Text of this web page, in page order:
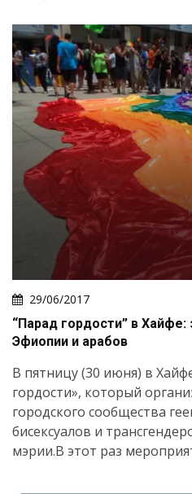
29/06/2017
“Парад гордости” в
Эфиопии и арабов
В пятницу (30 июня) в
гордости», который
городского сообщества
бисексуалов и
мэрии.В этот раз